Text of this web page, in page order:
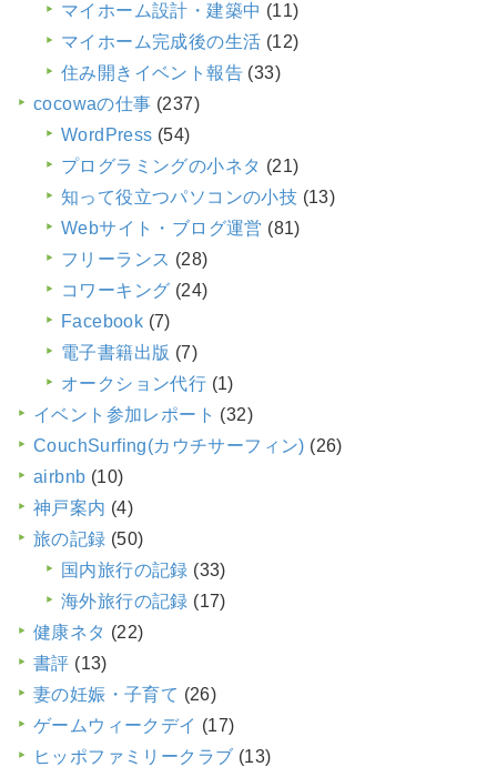
マイホーム設計・建築中 (11)
マイホーム完成後の生活 (12)
住み開きイベント報告 (33)
cocowaの仕事 (237)
WordPress (54)
プログラミングの小ネタ (21)
知って役立つパソコンの小技 (13)
Webサイト・ブログ運営 (81)
フリーランス (28)
コワーキング (24)
Facebook (7)
電子書籍出版 (7)
オークション代行 (1)
イベント参加レポート (32)
CouchSurfing(カウチサーフィン) (26)
airbnb (10)
神戸案内 (4)
旅の記録 (50)
国内旅行の記録 (33)
海外旅行の記録 (17)
健康ネタ (22)
書評 (13)
妻の妊娠・子育て (26)
ゲームウィークデイ (17)
ヒッポファミリークラブ (13)